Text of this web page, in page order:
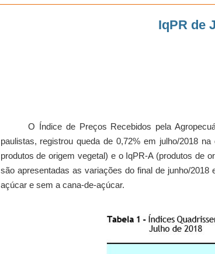
IqPR de
O Índice de Preços Recebidos pela
paulistas, registrou queda de 0,72% em julho/2018
produtos de origem vegetal) e o IqPR-A (produtos de
são apresentadas as variações do final de junho/
açúcar e sem a cana-de-açúcar.